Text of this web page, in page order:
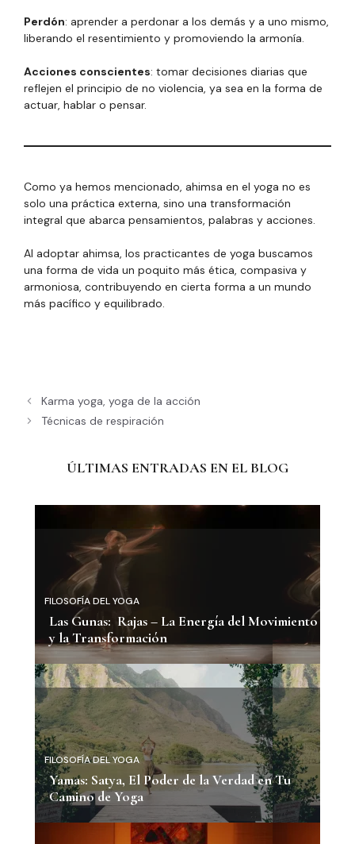
Perdón: aprender a perdonar a los demás y a uno mismo,
liberando el resentimiento y promoviendo la armonía.
Acciones conscientes: tomar decisiones diarias que
reflejen el principio de no violencia, ya sea en la forma de
actuar, hablar o pensar.
Como ya hemos mencionado, ahimsa en el yoga no es
solo una práctica externa, sino una transformación
integral que abarca pensamientos, palabras y acciones.
Al adoptar ahimsa, los practicantes de yoga buscamos
una forma de vida un poquito más ética, compasiva y
armoniosa, contribuyendo en cierta forma a un mundo
más pacífico y equilibrado.
Karma yoga, yoga de la acción
Técnicas de respiración
ÚLTIMAS ENTRADAS EN EL BLOG
FILOSOFÍA DEL YOGA
Las Gunas: Rajas – La Energía del Movimiento
y la Transformación
FILOSOFÍA DEL YOGA
Yamas: Satya, El Poder de la Verdad en Tu
Camino de Yoga